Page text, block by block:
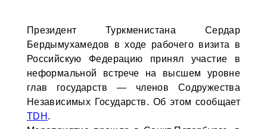
Президент Туркменистана Сердар
Бердымухамедов в ходе рабочего визита в
Российскую Федерацию принял участие в
неформальной встрече на высшем уровне
глав государств — членов Содружества
Независимых Государств. Об этом сообщает
TDH .